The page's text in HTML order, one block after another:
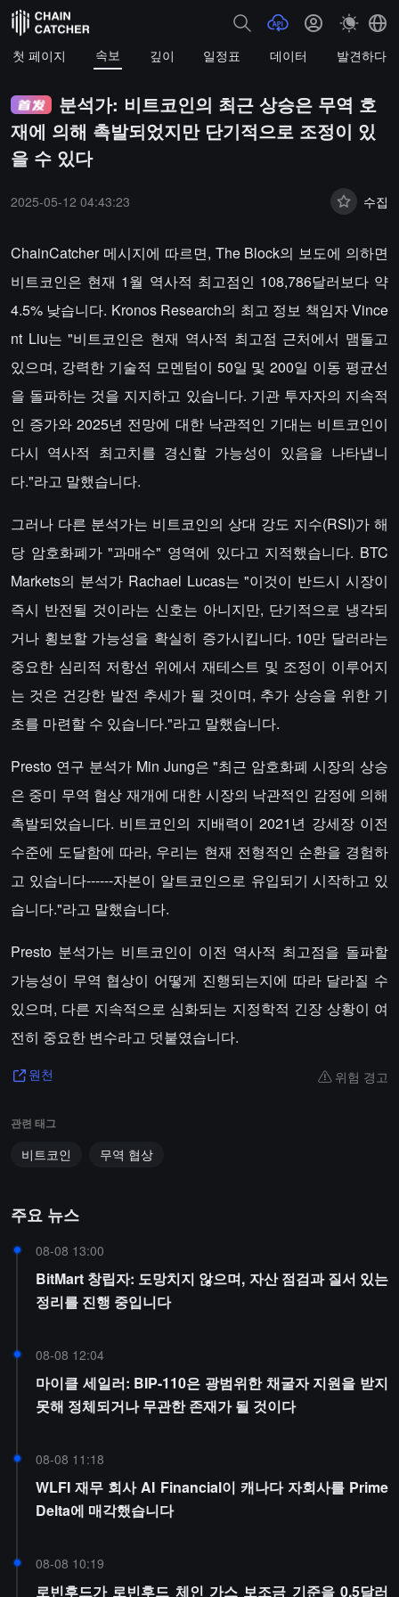
첫 페이지 속보 깊이 일정표 데이터 발견하다
분석가: 비트코인의 최근 상승은 무역 호
재에 의해 촉발되었지만 단기적으로 조정이 있
을 수 있다
2025-05-12 04:43:23 수집
ChainCatcher 메시지에 따르면, The Block의 보도에 의하면
비트코인은 현재 1월 역사적 최고점인 108,786달러보다 약
4.5% 낮습니다. Kronos Research의 최고 정보 책임자 Vince
nt Liu는 "비트코인은 현재 역사적 최고점 근처에서 맴돌고
있으며, 강력한 기술적 모멘텀이 50일 및 200일 이동 평균선
을 돌파하는 것을 지지하고 있습니다. 기관 투자자의 지속적
인 증가와 2025년 전망에 대한 낙관적인 기대는 비트코인이
다시 역사적 최고치를 경신할 가능성이 있음을 나타냅니
다."라고 말했습니다.
그러나 다른 분석가는 비트코인의 상대 강도 지수(RSI)가 해
당 암호화폐가 "과매수" 영역에 있다고 지적했습니다. BTC
Markets의 분석가 Rachael Lucas는 "이것이 반드시 시장이
즉시 반전될 것이라는 신호는 아니지만, 단기적으로 냉각되
거나 횡보할 가능성을 확실히 증가시킵니다. 10만 달러라는
중요한 심리적 저항선 위에서 재테스트 및 조정이 이루어지
는 것은 건강한 발전 추세가 될 것이며, 추가 상승을 위한 기
초를 마련할 수 있습니다."라고 말했습니다.
Presto 연구 분석가 Min Jung은 "최근 암호화폐 시장의 상승
은 중미 무역 협상 재개에 대한 시장의 낙관적인 감정에 의해
촉발되었습니다. 비트코인의 지배력이 2021년 강세장 이전
수준에 도달함에 따라, 우리는 현재 전형적인 순환을 경험하
고 있습니다------자본이 알트코인으로 유입되기 시작하고 있
습니다."라고 말했습니다.
Presto 분석가는 비트코인이 이전 역사적 최고점을 돌파할
가능성이 무역 협상이 어떻게 진행되는지에 따라 달라질 수
있으며, 다른 지속적으로 심화되는 지정학적 긴장 상황이 여
전히 중요한 변수라고 덧붙였습니다.
원천 위험 경고
관련 태그
비트코인 무역 협상
주요 뉴스
08-08 13:00
BitMart 창립자: 도망치지 않으며, 자산 점검과 질서 있는
정리를 진행 중입니다
08-08 12:04
마이클 세일러: BIP-110은 광범위한 채굴자 지원을 받지
못해 정체되거나 무관한 존재가 될 것이다
08-08 11:18
WLFI 재무 회사 AI Financial이 캐나다 자회사를 Prime
Delta에 매각했습니다
08-08 10:19
로빈후드가 로빈후드 체인 가스 보조금 기준을 0.5달러